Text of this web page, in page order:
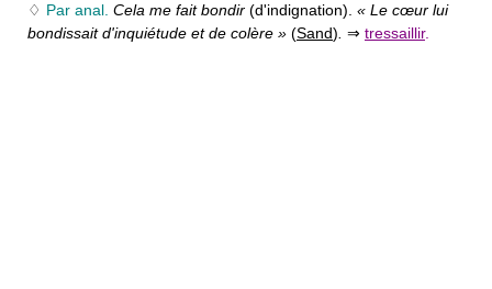
♢ Par anal. Cela me fait bondir (d'indignation). « Le cœur lui
bondissait d'inquiétude et de colère » (Sand) ⇒ tressaillir.